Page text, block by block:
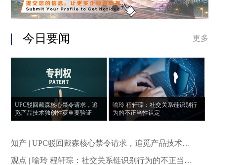
今日要闻 更多
UPC驳回戴森核心禁令请求，追
觅产品技术独创性获重要验证
喻玲 程轩琮：社交关系链识别行
为的不正当性认定
知产 | UPC驳回戴森核心禁令请求，追觅产品技术独
创性获重要验证
观点 | 喻玲 程轩琮：社交关系链识别行为的不正当性